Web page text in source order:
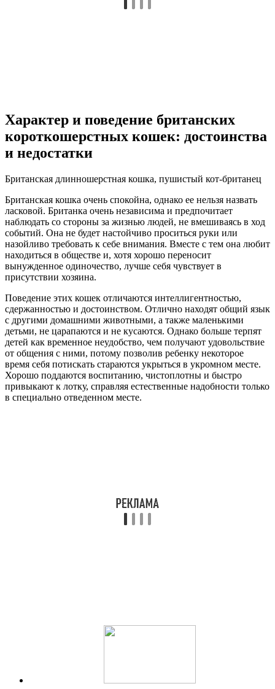
Характер и поведение британских
короткошерстных кошек: достоинства
и недостатки
Британская длинношерстная кошка, пушистый кот-британец
Британская кошка очень спокойна, однако ее нельзя назвать
ласковой. Британка очень независима и предпочитает
наблюдать со стороны за жизнью людей, не вмешиваясь в ход
событий. Она не будет настойчиво проситься руки или
назойливо требовать к себе внимания. Вместе с тем она любит
находиться в обществе и, хотя хорошо переносит
вынужденное одиночество, лучше себя чувствует в
присутствии хозяина.
Поведение этих кошек отличаются интеллигентностью,
сдержанностью и достоинством. Отлично находят общий язык
с другими домашними животными, а также маленькими
детьми, не царапаются и не кусаются. Однако больше терпят
детей как временное неудобство, чем получают удовольствие
от общения с ними, потому позволив ребенку некоторое
время себя потискать стараются укрыться в укромном месте.
Хорошо поддаются воспитанию, чистоплотны и быстро
привыкают к лотку, справляя естественные надобности только
в специально отведенном месте.